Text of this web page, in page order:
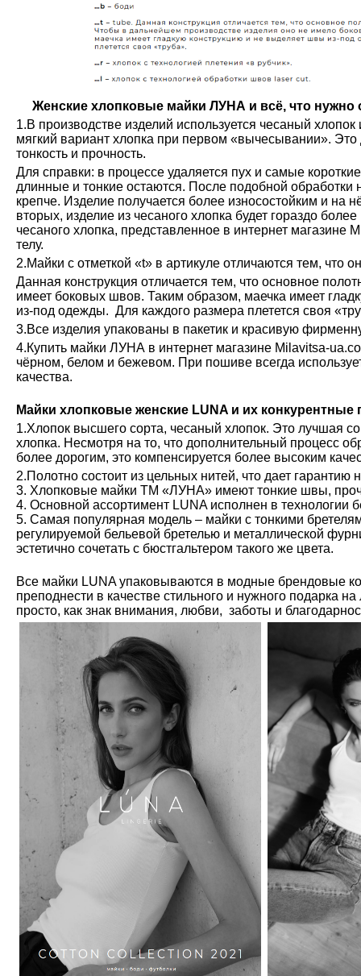
Женские хлопковые майки ЛУНА и всё, что нужно
1.В производстве изделий используется чесаный
мягкий вариант хлопка при первом «вычесывании». Это
тонкость и прочность.
Для справки: в процессе удаляется пух и самые
длинные и тонкие остаются. После подобной обработки
крепче. Изделие получается более износостойким и на
вторых, изделие из чесаного хлопка будет гораздо
чесаного хлопка, представленное в интернет магазине
телу.
2.Майки с отметкой «t» в артикуле отличаются тем, что
Данная конструкция отличается тем, что основное
имеет боковых швов. Таким образом, маечка имеет
из-под одежды. Для каждого размера плетется своя
3.Все изделия упакованы в пакетик и красивую
4.Купить майки ЛУНА в интернет магазине Milavitsa-
чёрном, белом и бежевом. При пошиве всегда
качества.
Майки хлопковые женские LUNA и их конкурентные
1.Хлопок высшего сорта, чесаный хлопок. Это лучшая
хлопка. Несмотря на то, что дополнительный процесс
более дорогим, это компенсируется более высоким
2.Полотно состоит из цельных нитей, что дает гарантию
3. Хлопковые майки ТМ «ЛУНА» имеют тонкие швы,
4. Основной ассортимент LUNA исполнен в технологии
5. Самая популярная модель – майки с тонкими
регулируемой бельевой бретелью и металлической
эстетично сочетать с бюстгальтером такого же цвета.
Все майки LUNA упаковываются в модные брендовые
преподнести в качестве стильного и нужного подарка
просто, как знак внимания, любви, заботы и